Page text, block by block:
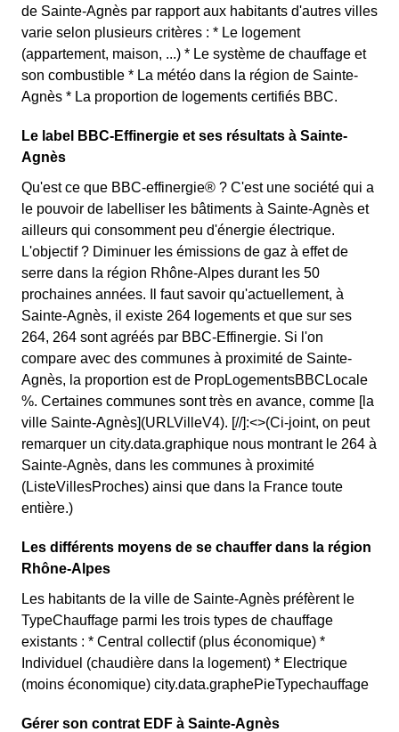
de Sainte-Agnès par rapport aux habitants d'autres villes
varie selon plusieurs critères : * Le logement
(appartement, maison, ...) * Le système de chauffage et
son combustible * La météo dans la région de Sainte-
Agnès * La proportion de logements certifiés BBC.
Le label BBC-Effinergie et ses résultats à Sainte-
Agnès
Qu'est ce que BBC-effinergie® ? C'est une société qui a
le pouvoir de labelliser les bâtiments à Sainte-Agnès et
ailleurs qui consomment peu d'énergie électrique.
L'objectif ? Diminuer les émissions de gaz à effet de
serre dans la région Rhône-Alpes durant les 50
prochaines années. Il faut savoir qu'actuellement, à
Sainte-Agnès, il existe 264 logements et que sur ses
264, 264 sont agréés par BBC-Effinergie. Si l'on
compare avec des communes à proximité de Sainte-
Agnès, la proportion est de PropLogementsBBCLocale
%. Certaines communes sont très en avance, comme [la
ville Sainte-Agnès](URLVilleV4). [//]:<>(Ci-joint, on peut
remarquer un city.data.graphique nous montrant le 264 à
Sainte-Agnès, dans les communes à proximité
(ListeVillesProches) ainsi que dans la France toute
entière.)
Les différents moyens de se chauffer dans la région
Rhône-Alpes
Les habitants de la ville de Sainte-Agnès préfèrent le
TypeChauffage parmi les trois types de chauffage
existants : * Central collectif (plus économique) *
Individuel (chaudière dans la logement) * Electrique
(moins économique) city.data.graphePieTypechauffage
Gérer son contrat EDF à Sainte-Agnès